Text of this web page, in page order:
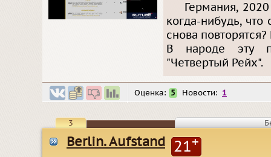
Германия,
когда-нибудь,
снова
В народе эту
"Четвертый Рейх".
Оценка: 5 Новости: 1
3
Berlin. Aufstand 21+